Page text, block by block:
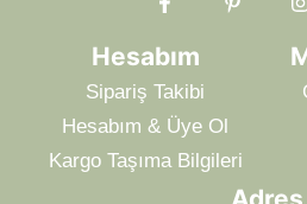
Hesabım
Sipariş Takibi
Hesabım & Üye Ol
Kargo Taşıma Bilgileri